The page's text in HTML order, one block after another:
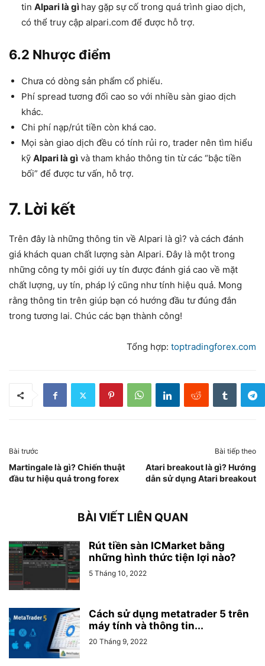
tin Alpari là gì hay gặp sự cố trong quá trình giao dịch,
có thể truy cập alpari.com để được hỗ trợ.
6.2 Nhược điểm
Chưa có dòng sản phẩm cổ phiếu.
Phí spread tương đối cao so với nhiều sàn giao dịch
khác.
Chi phí nạp/rút tiền còn khá cao.
Mọi sàn giao dịch đều có tính rủi ro, trader nên tìm hiểu
kỹ Alpari là gì và tham khảo thông tin từ các “bậc tiền
bối” để được tư vấn, hỗ trợ.
7. Lời kết
Trên đây là những thông tin về Alpari là gì? và cách đánh
giá khách quan chất lượng sàn Alpari. Đây là một trong
những công ty môi giới uy tín được đánh giá cao về mặt
chất lượng, uy tín, pháp lý cũng như tính hiệu quả. Mong
rằng thông tin trên giúp bạn có hướng đầu tư đúng đắn
trong tương lai. Chúc các bạn thành công!
Tổng hợp: toptradingforex.com
Bài trước
Martingale là gì? Chiến thuật
đầu tư hiệu quả trong forex
Bài tiếp theo
Atari breakout là gì? Hướng
dẫn sử dụng Atari breakout
BÀI VIẾT LIÊN QUAN
Rút tiền sàn ICMarket bằng
những hình thức tiện lợi nào?
5 Tháng 10, 2022
Cách sử dụng metatrader 5 trên
máy tính và thông tin...
20 Tháng 9, 2022